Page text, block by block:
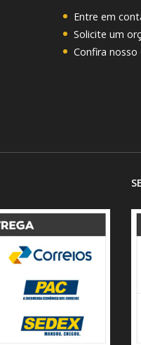
Entre em
Solicite um
Confira